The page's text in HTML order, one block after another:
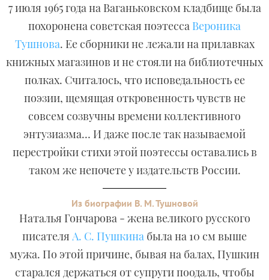
7 июля 1965 года на Ваганьковском кладбище была
похоронена советская поэтесса Вероника
Тушнова. Ее сборники не лежали на прилавках
книжных магазинов и не стояли на библиотечных
полках. Считалось, что исповедальность ее
поэзии, щемящая откровенность чувств не
совсем созвучны времени коллективного
энтузиазма… И даже после так называемой
перестройки стихи этой поэтессы оставались в
таком же непочете у издательств России.
Из биографии В. М. Тушновой
Наталья Гончарова - жена великого русского
писателя А. С. Пушкина была на 10 см выше
мужа. По этой причине, бывая на балах, Пушкин
старался держаться от супруги поодаль, чтобы